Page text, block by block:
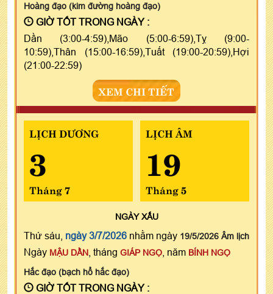
Hoàng đạo (kim đường hoàng đạo)
GIỜ TỐT TRONG NGÀY :
Dần (3:00-4:59),Mão (5:00-6:59),Tỵ (9:00-
10:59),Thân (15:00-16:59),Tuất (19:00-20:59),Hợi
(21:00-22:59)
XEM CHI TIẾT
LỊCH DƯƠNG
3
Tháng 7
LỊCH ÂM
19
Tháng 5
NGÀYXẤU
Thứ sáu, ngày 3/7/2026 nhằm ngày 19/5/2026 Âm lịch
Ngày MẬU DẦN , tháng GIÁP NGỌ , năm BÍNH NGỌ
Hắc đạo (bạch hổ hắc đạo)
GIỜ TỐT TRONG NGÀY :